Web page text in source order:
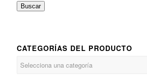
Buscar
CATEGORÍAS DEL PRODUCTO